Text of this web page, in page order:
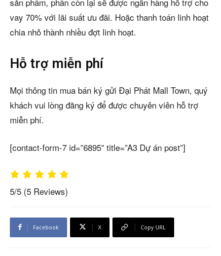
vay 70% với lãi suất ưu đãi. Hoặc thanh toán linh hoạt
chia nhỏ thành nhiều đợt linh hoạt.
Hỗ trợ miễn phí
Mọi thông tin mua bán ký gửi Đại Phát Mall Town, quý
khách vui lòng đăng ký để được chuyên viên hỗ trợ
miễn phí.
[contact-form-7 id=”6895″ title=”A3 Dự án post”]
5/5 (5 Reviews)
Facebook X Copy URL